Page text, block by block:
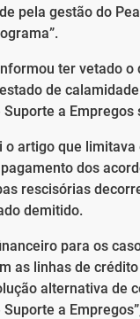
pela gestão do
ter vetado
de
a
artigo que
dos
rescisórias
demitido.
para os
as linhas de
alternativa de
a